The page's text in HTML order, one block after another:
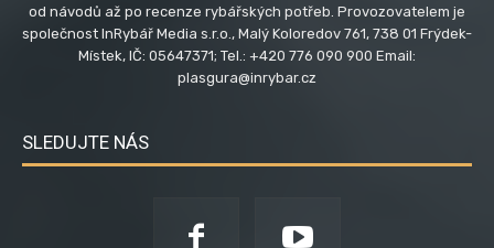
od návodů až po recenze rybářských potřeb. Provozovatelem je
společnost InRybář Media s.r.o., Malý Koloredov 761, 738 01 Frýdek-
Místek, IČ: 05647371; Tel.: +420 776 090 900 Email:
plasgura@inrybar.cz
SLEDUJTE NÁS